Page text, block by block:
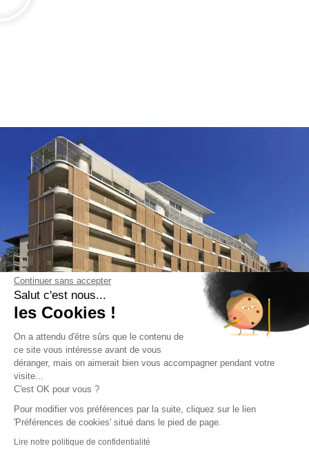
Continuer sans accepter
Salut c'est nous...
les Cookies !
On a attendu d'être sûrs que le contenu de
ce site vous intéresse avant de vous
déranger, mais on aimerait bien vous accompagner pendant votre
visite...
C'est OK pour vous ?
Pour modifier vos préférences par la suite, cliquez sur le lien
'Préférences de cookies' situé dans le pied de page.
Lire notre politique de confidentialité